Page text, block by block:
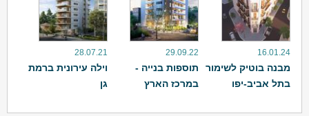
16.01.24
מבנה בוטיק לשימור
בתל אביב-יפו
29.09.22
תוספות בנייה -
במרכז הארץ
28.07.21
וילה עירונית ברמת
גן